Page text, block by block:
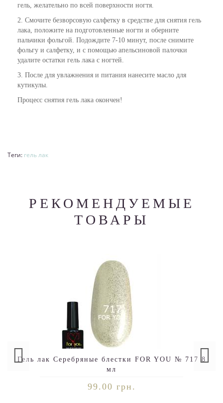
гель, желательно по всей поверхности ногтя.
2. Смочите безворсовую салфетку в средстве для снятия гель
лака, положите на подготовленные ногти и оберните
пальчики фольгой. Подождите 7-10 минут, после снимите
фольгу и салфетку, и с помощью апельсиновой палочки
удалите остатки гель лака с ногтей.
3. После для увлажнения и питания нанесите масло для
кутикулы.
Процесс снятия гель лака окончен!
Теги: гель лак
РЕКОМЕНДУЕМЫЕ
ТОВАРЫ
Гель лак Серебряные блестки FOR YOU № 717 8
мл
99.00 грн.